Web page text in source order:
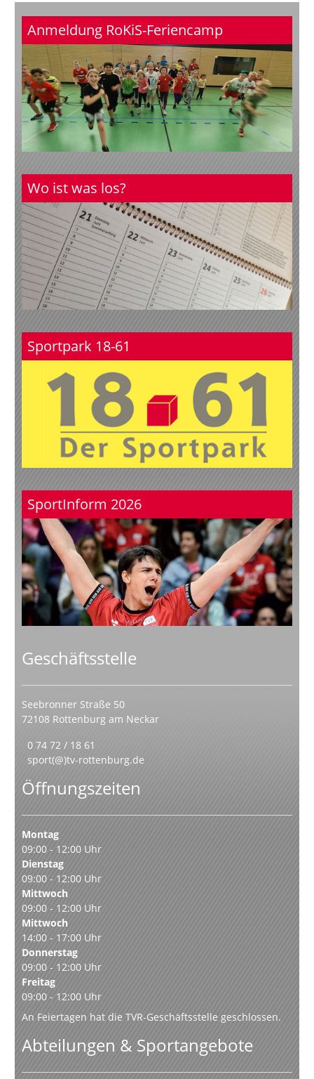
Anmeldung RoKiS-Feriencamp
Wo ist was los?
Sportpark 18-61
SportInform 2026
Geschäftsstelle
Seebronner Straße 50
72108 Rottenburg am Neckar
0 74 72 / 18 61
sport(@)tv-rottenburg.de
Öffnungszeiten
Montag
09:00 - 12:00 Uhr
Dienstag
09:00 - 12:00 Uhr
Mittwoch
09:00 - 12:00 Uhr
Mittwoch
14:00 - 17:00 Uhr
Donnerstag
09:00 - 12:00 Uhr
Freitag
09:00 - 12:00 Uhr
An Feiertagen hat die TVR-Geschäftsstelle geschlossen.
Abteilungen & Sportangebote